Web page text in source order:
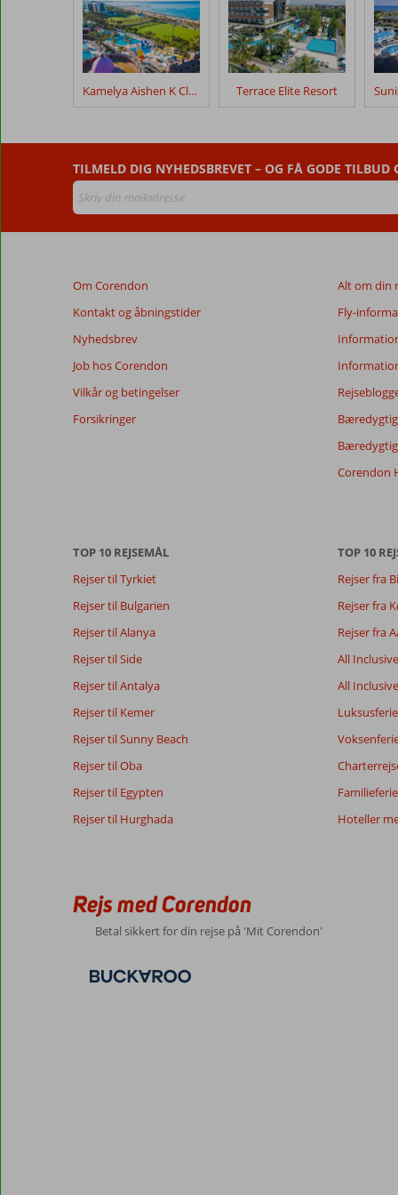
efter
deres
ophold
på
Bey
Anmeldelser,
der
er
ældre
end
vises
ikke
længere
for
sikre
relevansen
de
Kamelya Aishen K Club Terrace Elite Resort
TILMELD DIG NYHEDSBREVET – OG FÅ GODE TILBUD
Om Corendon
Kontakt og åbningstider
Nyhedsbrev
Job hos Corendon
Vilkår og betingelser
Forsikringer
Alt om din
Fly-
Corendon
TOP 10 REJSEMÅL
Rejser til Tyrkiet
Rejser til Bulgarien
Rejser til Alanya
Rejser til Side
Rejser til Antalya
Rejser til Kemer
Rejser til Sunny Beach
Rejser til Oba
Rejser til Egypten
Rejser til Hurghada
TOP 10
Rejser fra
Rejser fra
Rejser fra
All
All
Luksusferie
Familieferie
Hoteller
Rejs med Corendon
Betal sikkert for din rejse på 'Mit Corendon'